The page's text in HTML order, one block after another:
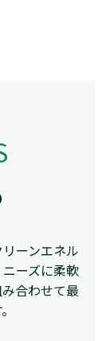
ーンエネル
ーズに柔軟
合わせて最